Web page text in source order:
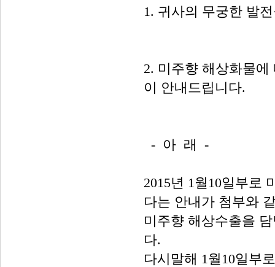
1. 귀사의 무궁한 발
2. 미주향 해상화물
이 안내드립니다.
- 아 래 -
2015년 1월10일부로
다는 안내가 첨부와
미주향 해상수출을
다.
다시말해 1월10일부